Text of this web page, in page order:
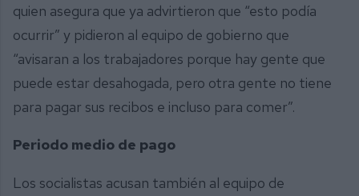
quien asegura que ya advirtieron que “esto podía
ocurrir” y pidieron al equipo de gobierno que
“avisaran a los trabajadores porque hay gente que
puede estar desahogada, pero otra gente no tiene
para pagar sus recibos e incluso para comer”.
Periodo medio de pago
Los socialistas acusan también al equipo de